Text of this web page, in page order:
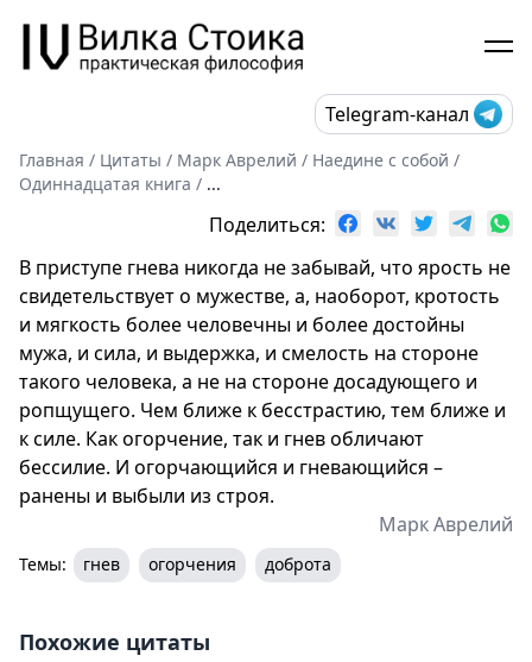
Telegram-канал
Главная / Цитаты / Марк Аврелий / Наедине с собой /
Одиннадцатая книга / ...
Поделиться:
В приступе гнева никогда не забывай, что ярость не
свидетельствует о мужестве, а, наоборот, кротость
и мягкость более человечны и более достойны
мужа, и сила, и выдержка, и смелость на стороне
такого человека, а не на стороне досадующего и
ропщущего. Чем ближе к бесстрастию, тем ближе и
к силе. Как огорчение, так и гнев обличают
бессилие. И огорчающийся и гневающийся –
ранены и выбыли из строя.
Марк Аврелий
Темы: гнев огорчения доброта
Похожие цитаты